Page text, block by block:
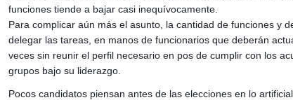
funciones tiende a bajar casi inequívocamente.
Para complicar aún más el asunto, la cantidad de funciones y
delegar las tareas, en manos de funcionarios que deberán
veces sin reunir el perfil necesario en pos de cumplir con los
grupos bajo su liderazgo.
Pocos candidatos piensan antes de las elecciones en lo